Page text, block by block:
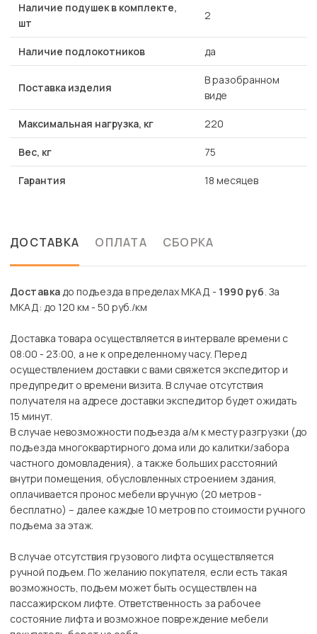
Наличие подушек в комплекте,
шт
2
Наличие подлокотников да
Поставка изделия
В разобранном
виде
Максимальная нагрузка, кг 220
Вес, кг 75
Гарантия 18 месяцев
ДОСТАВКА ОПЛАТА СБОРКА
Доставкадо подъезда в пределах МКАД - 1990 руб. За
МКАД: до 120 км - 50 руб./км
Доставка товара осуществляется в интервале времени с
08:00 - 23:00, а не к определенному часу. Перед
осуществлением доставки с вами свяжется экспедитор и
предупредит о времени визита. В случае отсутствия
получателя на адресе доставки экспедитор будет ожидать
15 минут.
В случае невозможности подъезда а/м к месту разгрузки (до
подъезда многоквартирного дома или до калитки/забора
частного домовладения), а также больших расстояний
внутри помещения, обусловленных строением здания,
оплачивается пронос мебели вручную (20 метров -
бесплатно) – далее каждые 10 метров по стоимости ручного
подъема за этаж.
В случае отсутствия грузового лифта осуществляется
ручной подъем. По желанию покупателя, если есть такая
возможность, подъем может быть осуществлен на
пассажирском лифте. Ответственность за рабочее
состояние лифта и возможное повреждение мебели